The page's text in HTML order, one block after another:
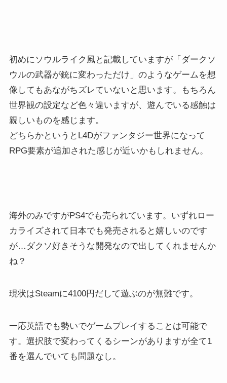
初めにソウルライク風と記載していますが「ダークソ
ウルの武器が銃に変わっただけ」のようなゲームを想
像してもあながちズレていないと思います。もちろん
世界観の設定など色々違いますが、遊んでいる感触は
親しいものを感じます。
どちらかというとL4Dがファンタジー世界になって
RPG要素が追加された感じが近いかもしれません。
海外のみですがPS4でも売られています。いずれロー
カライズされて日本でも発売されると嬉しいのです
が…ダクソ好きそうな開発なので出してくれませんか
ね？
現状はSteamに4100円だして遊ぶのが無難です。
一応英語でも勢いでゲームプレイすることは可能で
す。選択肢で変わってくるシーンがありますが全て1
番を選んでいても問題なし。